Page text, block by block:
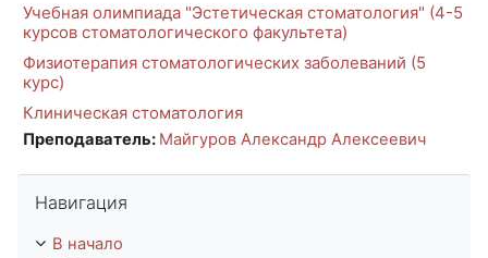
Учебная олимпиада "Эстетическая стоматология" (4-5
курсов стоматологического факультета)
Физиотерапия стоматологических заболеваний (5
курс)
Клиническая стоматология
Преподаватель: Майгуров Александр Алексеевич
Навигация
В начало